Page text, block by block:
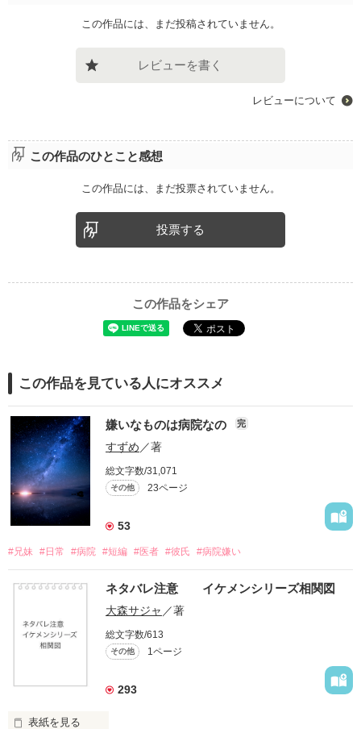
この作品には、まだ投稿されていません。
レビューを書く
レビューについて
この作品のひとこと感想
この作品には、まだ投票されていません。
投票する
この作品をシェア
この作品を見ている人にオススメ
嫌いなものは病院なの 完
すずめ ／著
総文字数/31,071
その他 23ページ
53
#兄妹 #日常 #病院 #短編 #医者 #彼氏 #病院嫌い
ネタバレ注意 イケメンシリーズ相関図
大森サジャ ／著
総文字数/613
その他 1ページ
293
表紙を見る